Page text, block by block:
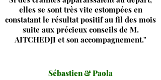
elles se sont très vite estompées en
constatant le résultat positif au fil des mois
suite aux précieux conseils de M.
AITCHEDJI et son accompagnement."
Sébastien & Paola